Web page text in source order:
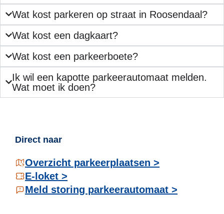
Wat kost parkeren op straat in Roosendaal?
Wat kost een dagkaart?
Wat kost een parkeerboete?
Ik wil een kapotte parkeerautomaat melden.
Wat moet ik doen?
Direct naar
Overzicht parkeerplaatsen >
E-loket >
Meld storing parkeerautomaat >